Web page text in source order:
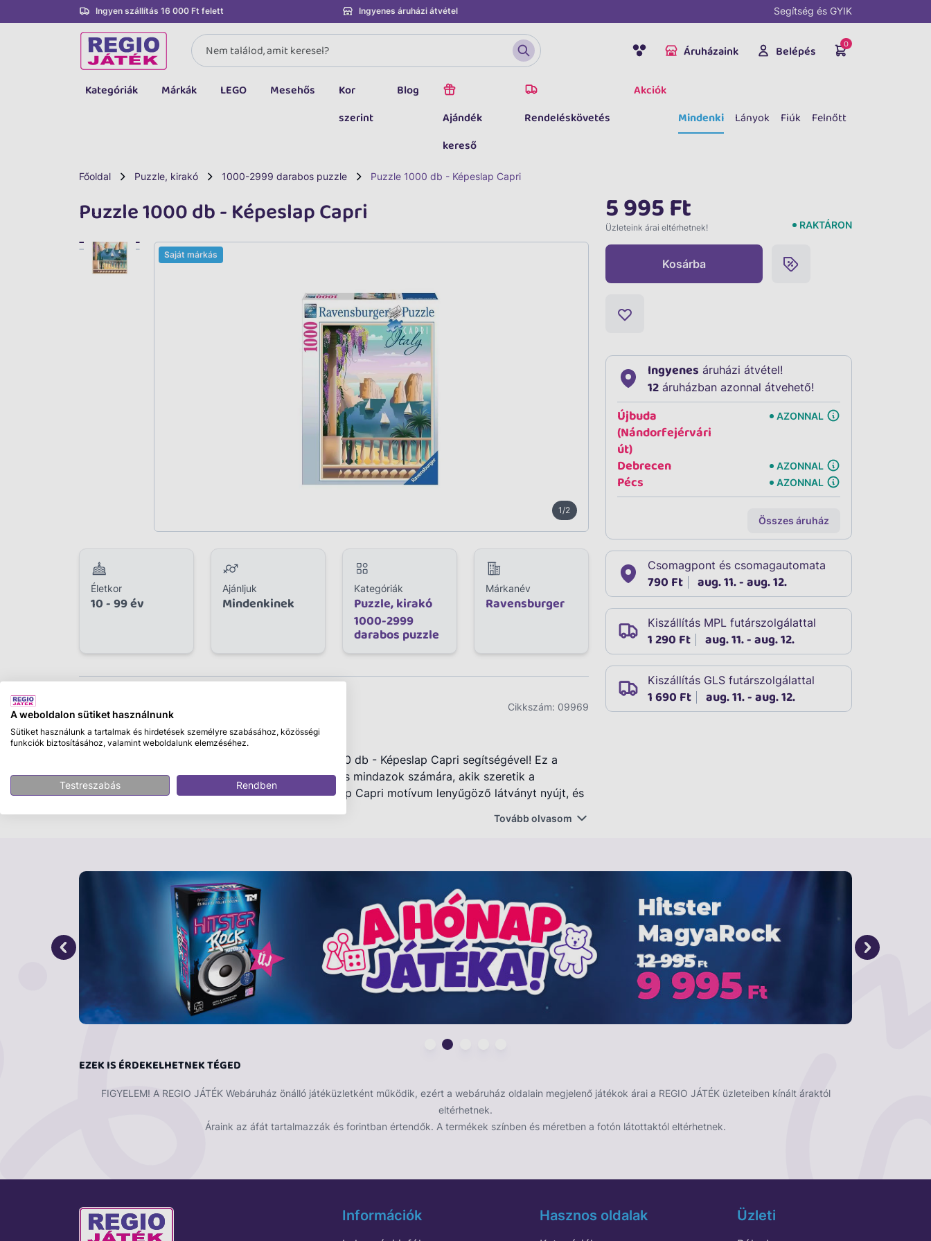
Ingyen szállítás 16 000 Ft felett Ingyenes áruházi átvétel Segítség és GYIK
Áruházaink Belépés 0
Kategóriák
LEGO
Baba, babakocsi
Márkák LEGO Mesehős
Kor
szerint
Blog
Ajándék
kereső
Rendeléskövetés
Akciók
Mindenki
Lányok Fiúk Felnőtt
Főoldal Puzzle, kirakó 1000-2999 darabos puzzle Puzzle 1000 db - Képeslap Capri
Puzzle 1000 db - Képeslap Capri
1/2
Saját márkás
Életkor
10 - 99 év
Ajánljuk
Mindenkinek
Kategóriák
Puzzle, kirakó
1000-2999
darabos puzzle
Márkanév
Ravensburger
Leírás Cikkszám: 09969
Puzzle 1000 db - Képeslap Capri
Fedezd fel Capri szigetének varázsát a Puzzle 1000 db - Képeslap Capri segítségével! Ez a
gyönyörű, 1000 darabos puzzle tökéletes választás mindazok számára, akik szeretik a
kihívásokat és a részletgazdag képeket. A Képeslap Capri motívum lenyűgöző látványt nyújt, és
Tovább olvasom
5 995 Ft
Üzleteink árai eltérhetnek! RAKTÁRON
Kosárba
Ingyenes áruházi átvétel!
12 áruházban azonnal átvehető!
Újbuda
(Nándorfejérvári
út)
AZONNAL
Debrecen AZONNAL
Pécs AZONNAL
Összes áruház
Csomagpont és csomagautomata
790 Ft aug. 11. - aug. 12.
Kiszállítás MPL futárszolgálattal
1 290 Ft aug. 11. - aug. 12.
Kiszállítás GLS futárszolgálattal
1 690 Ft aug. 11. - aug. 12.
EZEK IS ÉRDEKELHETNEK TÉGED
FIGYELEM! A REGIO JÁTÉK Webáruház önálló játéküzletként működik, ezért a webáruház oldalain megjelenő játékok árai a REGIO JÁTÉK üzleteiben kínált áraktól
eltérhetnek.
Áraink az áfát tartalmazzák és forintban értendők. A termékek színben és méretben a fotón látottaktól eltérhetnek.
Információk Hasznos oldalak Üzleti
A weboldalon sütiket használnunk
Sütiket használunk a tartalmak és hirdetések személyre szabásához, közösségi
funkciók biztosításához, valamint weboldalunk elemzéséhez.
Testreszabás Rendben